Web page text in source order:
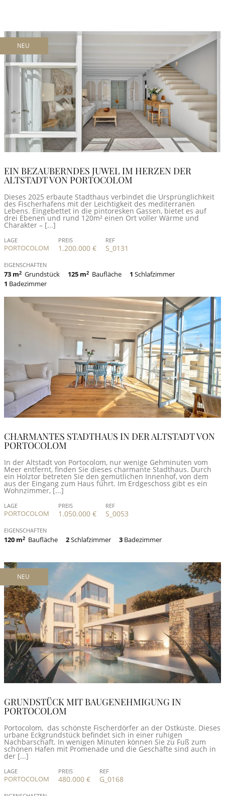
NEU
EIN BEZAUBERNDES JUWEL IM HERZEN DER
ALTSTADT VON PORTOCOLOM
Dieses 2025 erbaute Stadthaus verbindet die Ursprünglichkeit
des Fischerhafens mit der Leichtigkeit des mediterranen
Lebens. Eingebettet in die pintoresken Gassen, bietet es auf
drei Ebenen und rund 120m² einen Ort voller Wärme und
Charakter – [...]
LAGE
PORTOCOLOM
PREIS
1.200.000 €
REF
S_0131
EIGENSCHAFTEN
73 m2 Grundstück 125 m2 Baufläche 1 Schlafzimmer
1 Badezimmer
CHARMANTES STADTHAUS IN DER ALTSTADT VON
PORTOCOLOM
In der Altstadt von Portocolom, nur wenige Gehminuten vom
Meer entfernt, finden Sie dieses charmante Stadthaus. Durch
ein Holztor betreten Sie den gemütlichen Innenhof, von dem
aus der Eingang zum Haus führt. Im Erdgeschoss gibt es ein
Wohnzimmer, [...]
LAGE
PORTOCOLOM
PREIS
1.050.000 €
REF
S_0053
EIGENSCHAFTEN
120 m2 Baufläche 2Schlafzimmer 3 Badezimmer
NEU
GRUNDSTÜCK MIT BAUGENEHMIGUNG IN
PORTOCOLOM
Portocolom, das schönste Fischerdörfer an der Ostküste. Dieses
urbane Eckgrundstück befindet sich in einer ruhigen
Nachbarschaft. In wenigen Minuten können Sie zu Fuß zum
schönen Hafen mit Promenade und die Geschäfte sind auch in
der [...]
LAGE
PORTOCOLOM
PREIS
480.000 €
REF
G_0168